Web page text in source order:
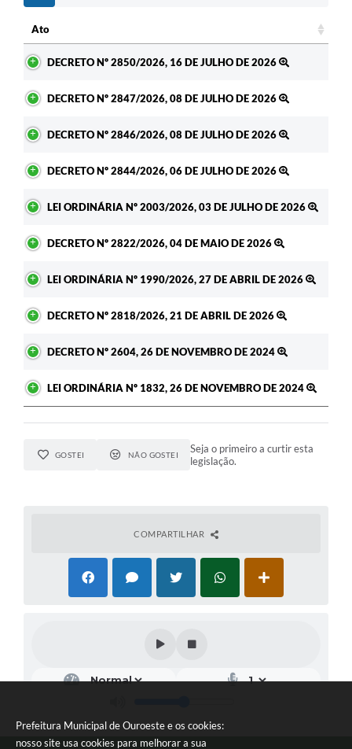
Prefeitura Municipal de Ouroeste e os cookies:
nosso site usa cookies para melhorar a sua
Ato
DECRETO Nº 2850/2026, 16 DE JULHO DE 2026
DECRETO Nº 2847/2026, 08 DE JULHO DE 2026
DECRETO Nº 2846/2026, 08 DE JULHO DE 2026
DECRETO Nº 2844/2026, 06 DE JULHO DE 2026
LEI ORDINÁRIA Nº 2003/2026, 03 DE JULHO DE 2026
DECRETO Nº 2822/2026, 04 DE MAIO DE 2026
LEI ORDINÁRIA Nº 1990/2026, 27 DE ABRIL DE 2026
DECRETO Nº 2818/2026, 21 DE ABRIL DE 2026
DECRETO Nº 2604, 26 DE NOVEMBRO DE 2024
LEI ORDINÁRIA Nº 1832, 26 DE NOVEMBRO DE 2024
GOSTEI NÃO GOSTEI
Seja o primeiro a curtir esta
legislação.
COMPARTILHAR